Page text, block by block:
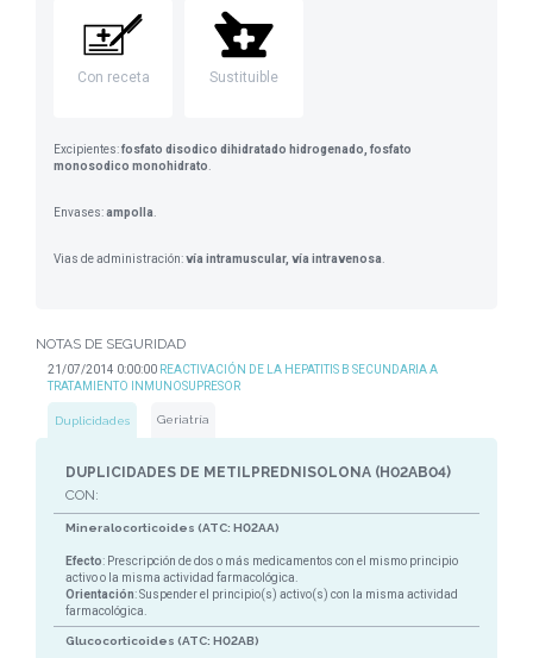
Con receta Sustituible
Excipientes:fosfato disodico dihidratado hidrogenado, fosfato
monosodico monohidrato
Envases:ampolla
Vias de administración:vía intramuscular, vía intravenosa
NOTAS DE SEGURIDAD
21/07/2014 0:00:00 REACTIVACIÓN DE LA HEPATITIS B SECUNDARIA A
TRATAMIENTO INMUNOSUPRESOR
Duplicidades Geriatría
DUPLICIDADES DE METILPREDNISOLONA (H02AB04)
CON:
Mineralocorticoides (ATC: H02AA)
Efecto: Prescripción de dos o más medicamentos con el mismo principio
activo o la misma actividad farmacológica.
Orientación: Suspender el principio(s) activo(s) con la misma actividad
farmacológica.
Glucocorticoides (ATC: H02AB)